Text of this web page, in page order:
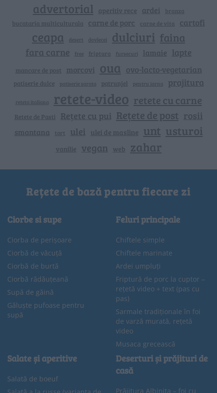
advertorial aperitiv rece ardei branza
bucataria multiculturala carne de porc carne de vita cartofi
ceapa desert dovlecei dulciuri faina
fara carne free friptura fursecuri lamaie lapte
mancare de post morcovi oua ovo-lacto-vegetarian
patiserie dulce patiserie sarata patrunjel pentru iarna prajitura
reteta italiana retete-video retete cu carne
Retete de Pasti Rețete cu pui Rețete de post rosii
smantana tort ulei ulei de masline unt usturoi
vanilie vegan web zahar
Rețete de bază pentru fiecare zi
Ciorbe si supe
Ciorba de perișoare
Ciorbă de văcuță
Ciorbă de burtă
Ciorbă rădăuțeană
Supă de găină
Găluște pufoase pentru
supă
Feluri principale
Chiftele simple
Chiftele marinate
Ardei umpluți
Friptură de porc la cuptor –
rețetă video + text (pas cu
pas)
Sarmale tradiționale în foi
de varză murată, rețetă
video
Musaca grecească
Salate și aperitive
Salată de boeuf
Deserturi și prăjituri de
casă
Prăjitura Albinița – foi cu